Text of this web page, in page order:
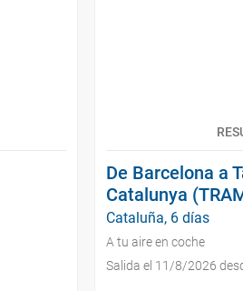
De Barcelona a
Catalunya
Cataluña, 6 días
A tu aire en coche
Salida el 11/8/2026